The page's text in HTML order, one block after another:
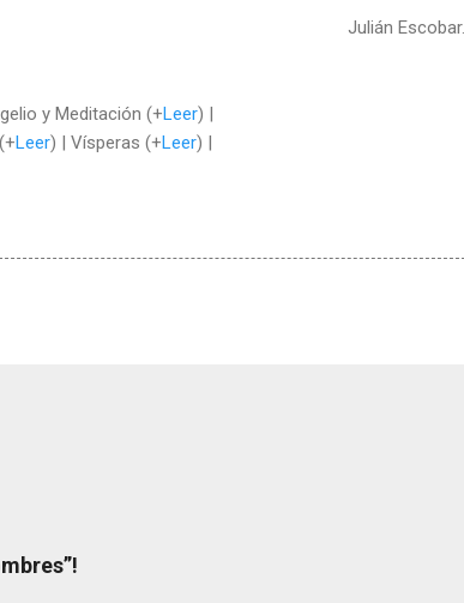
Julián Escobar.
y Meditación (+Leer) |
Leer) | Vísperas (+Leer) |